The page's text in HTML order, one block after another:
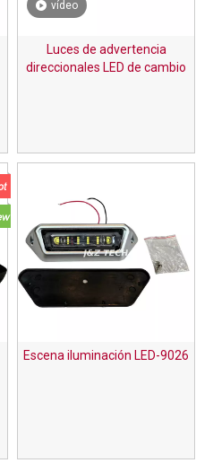
vídeo
Luces de advertencia
direccionales LED de cambio
Escena iluminación LED-9026